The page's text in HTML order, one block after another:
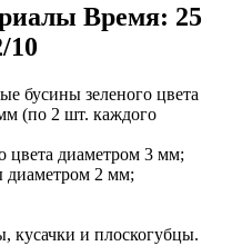
Время: 25
10
бусины зеленого цвета
(по 2 шт. каждого
цвета диаметром 3 мм;
диаметром 2 мм;
кусачки и плоскогубцы.